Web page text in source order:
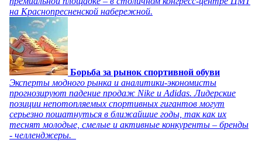
на Краснопресненской набережной.
Борьба за рынок спортивной обуви
Эксперты модного рынка и аналитики-экономисты
прогнозируют падение продаж Nike и Adidas. Лидерские
позиции непотопляемых спортивных гигантов могут
серьезно пошатнуться в ближайшие годы, так как их
теснят молодые, смелые и активные конкуренты – бренды
- челленджеры.